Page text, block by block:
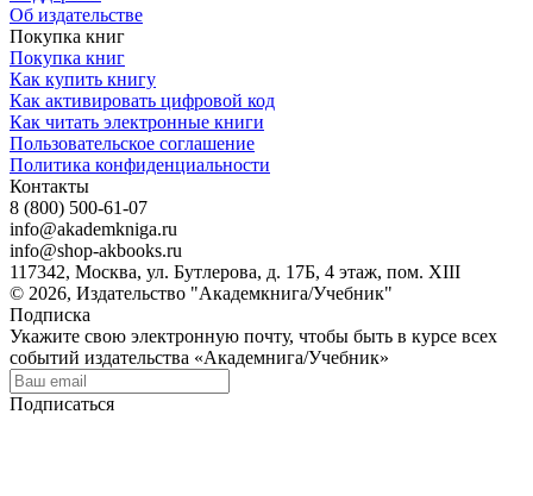
Об издательстве
Покупка книг
Покупка книг
Как купить книгу
Как активировать цифровой код
Как читать электронные книги
Пользовательское соглашение
Политика конфиденциальности
Контакты
8 (800) 500-61-07
info@akademkniga.ru
info@shop-akbooks.ru
117342, Москва, ул. Бутлерова, д. 17Б, 4 этаж, пом. XIII
© 2026, Издательство "Академкнига/Учебник"
Подписка
Укажите свою электронную почту, чтобы быть в курсе всех
событий издательства «Академнига/Учебник»
Подписаться